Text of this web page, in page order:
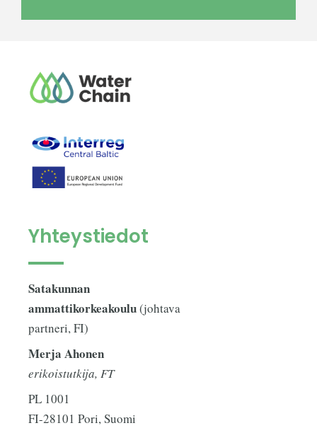
Yhteystiedot
Satakunnan
ammattikorkeakoulu(johtava
partneri, FI)
Merja Ahonen
erikoistutkija, FT
PL 1001
FI-28101 Pori, Suomi